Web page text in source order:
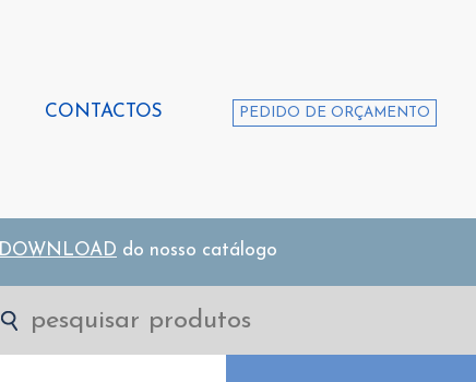
CONTACTOS PEDIDO DE ORÇAMENTO
DOWNLOAD do nosso catálogo